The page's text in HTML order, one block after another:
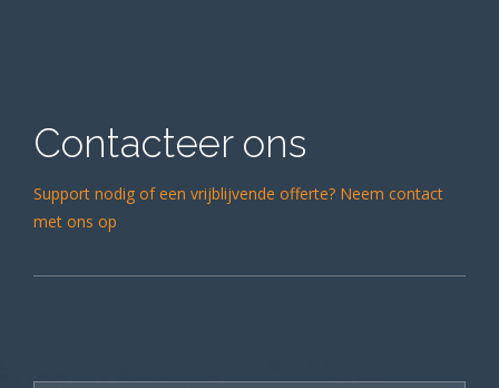
Contacteer ons
Support nodig of een vrijblijvende offerte? Neem contact
met ons op